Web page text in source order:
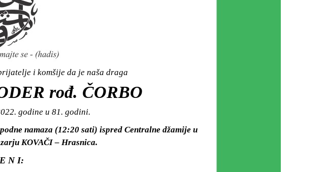
i komšije da je naša draga
rođ. ČORBO
godine u 81. godini.
namaza (12:20 sati) ispred Centralne džamije u
KOVAČI – Hrasnica.
N I: